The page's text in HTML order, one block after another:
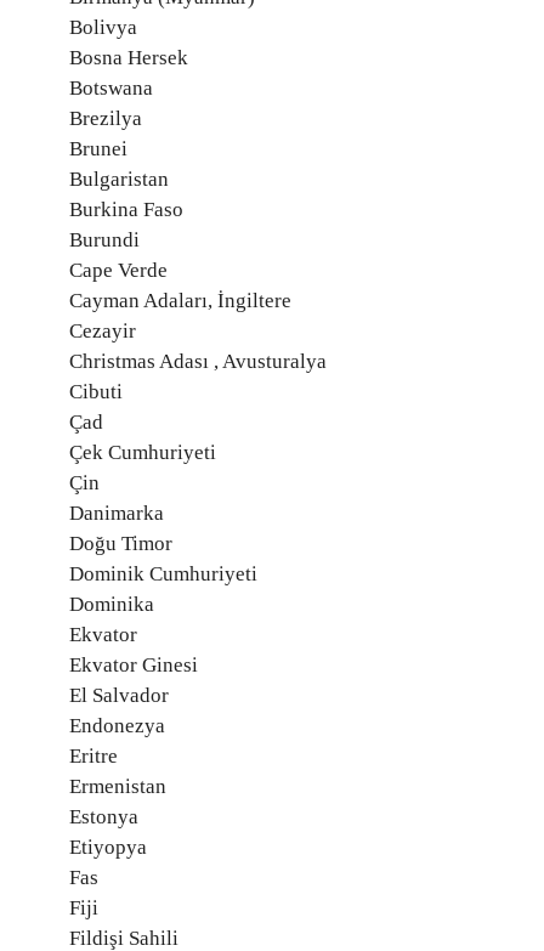
Bolivya
Bosna Hersek
Botswana
Brezilya
Brunei
Bulgaristan
Burkina Faso
Burundi
Cape Verde
Cayman Adaları, İngiltere
Cezayir
Christmas Adası , Avusturalya
Cibuti
Çad
Çek Cumhuriyeti
Çin
Danimarka
Doğu Timor
Dominik Cumhuriyeti
Dominika
Ekvator
Ekvator Ginesi
El Salvador
Endonezya
Eritre
Ermenistan
Estonya
Etiyopya
Fas
Fiji
Fildişi Sahili